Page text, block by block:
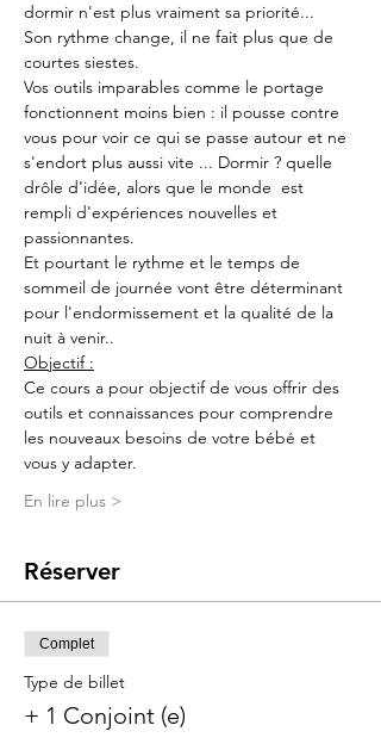
dormir n'est plus vraiment sa priorité...
Son rythme change, il ne fait plus que de
courtes siestes.
Vos outils imparables comme le portage
fonctionnent moins bien : il pousse contre
vous pour voir ce qui se passe autour et ne
s'endort plus aussi vite ... Dormir ? quelle
drôle d'idée, alors que le monde  est
rempli d'expériences nouvelles et
passionnantes.
Et pourtant le rythme et le temps de
sommeil de journée vont être déterminant
pour l'endormissement et la qualité de la
nuit à venir..
Objectif :
Ce cours a pour objectif de vous offrir des
outils et connaissances pour comprendre
les nouveaux besoins de votre bébé et
vous y adapter.
En lire plus >
Réserver
Complet
Type de billet
+ 1 Conjoint (e)